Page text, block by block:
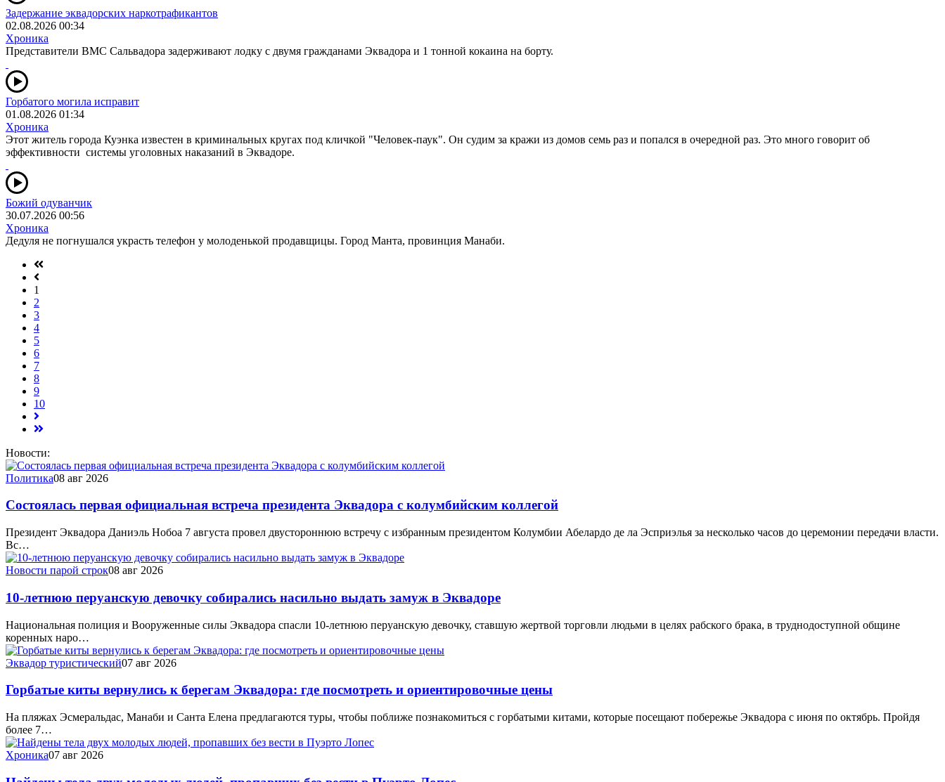
Задержание эквадорских наркотрафикантов
02.08.2026 00:34
Хроника
Представители ВМС Сальвадора задерживают лодку с двумя гражданами Эквадора и 1 тонной кокаина на борту.
Горбатого могила исправит
01.08.2026 01:34
Хроника
Этот житель города Куэнка известен в криминальных кругах под кличкой "Человек-паук". Он судим за кражи из домов семь раз и попался в очередной раз. Это много говорит об
эффективности системы уголовных наказаний в Эквадоре.
Божий одуванчик
30.07.2026 00:56
Хроника
Дедуля не погнушался украсть телефон у молоденькой продавщицы. Город Манта, провинция Манаби.
1
2
3
4
5
6
7
8
9
10
Новости:
Политика08 авг 2026
Состоялась первая официальная встреча президента Эквадора с колумбийским коллегой
Президент Эквадора Даниэль Нобоа 7 августа провел двустороннюю встречу с избранным президентом Колумбии Абелардо де ла Эсприэлья за несколько часов до церемонии передачи власти.
Вс…
Новости парой строк08 авг 2026
10-летнюю перуанскую девочку собирались насильно выдать замуж в Эквадоре
Национальная полиция и Вооруженные силы Эквадора спасли 10-летнюю перуанскую девочку, ставшую жертвой торговли людьми в целях рабского брака, в труднодоступной общине
коренных наро…
Эквадор туристический07 авг 2026
Горбатые киты вернулись к берегам Эквадора: где посмотреть и ориентировочные цены
На пляжах Эсмеральдас, Манаби и Санта Елена предлагаются туры, чтобы поближе познакомиться с горбатыми китами, которые посещают побережье Эквадора с июня по октябрь. Пройдя
более 7…
Хроника07 авг 2026